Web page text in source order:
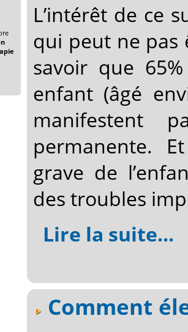
L’intérêt de ce
qui peut ne pas
savoir que
enfant (âgé
manifestent
permanente.
grave de
des troubles
Lire la suite...
Comment